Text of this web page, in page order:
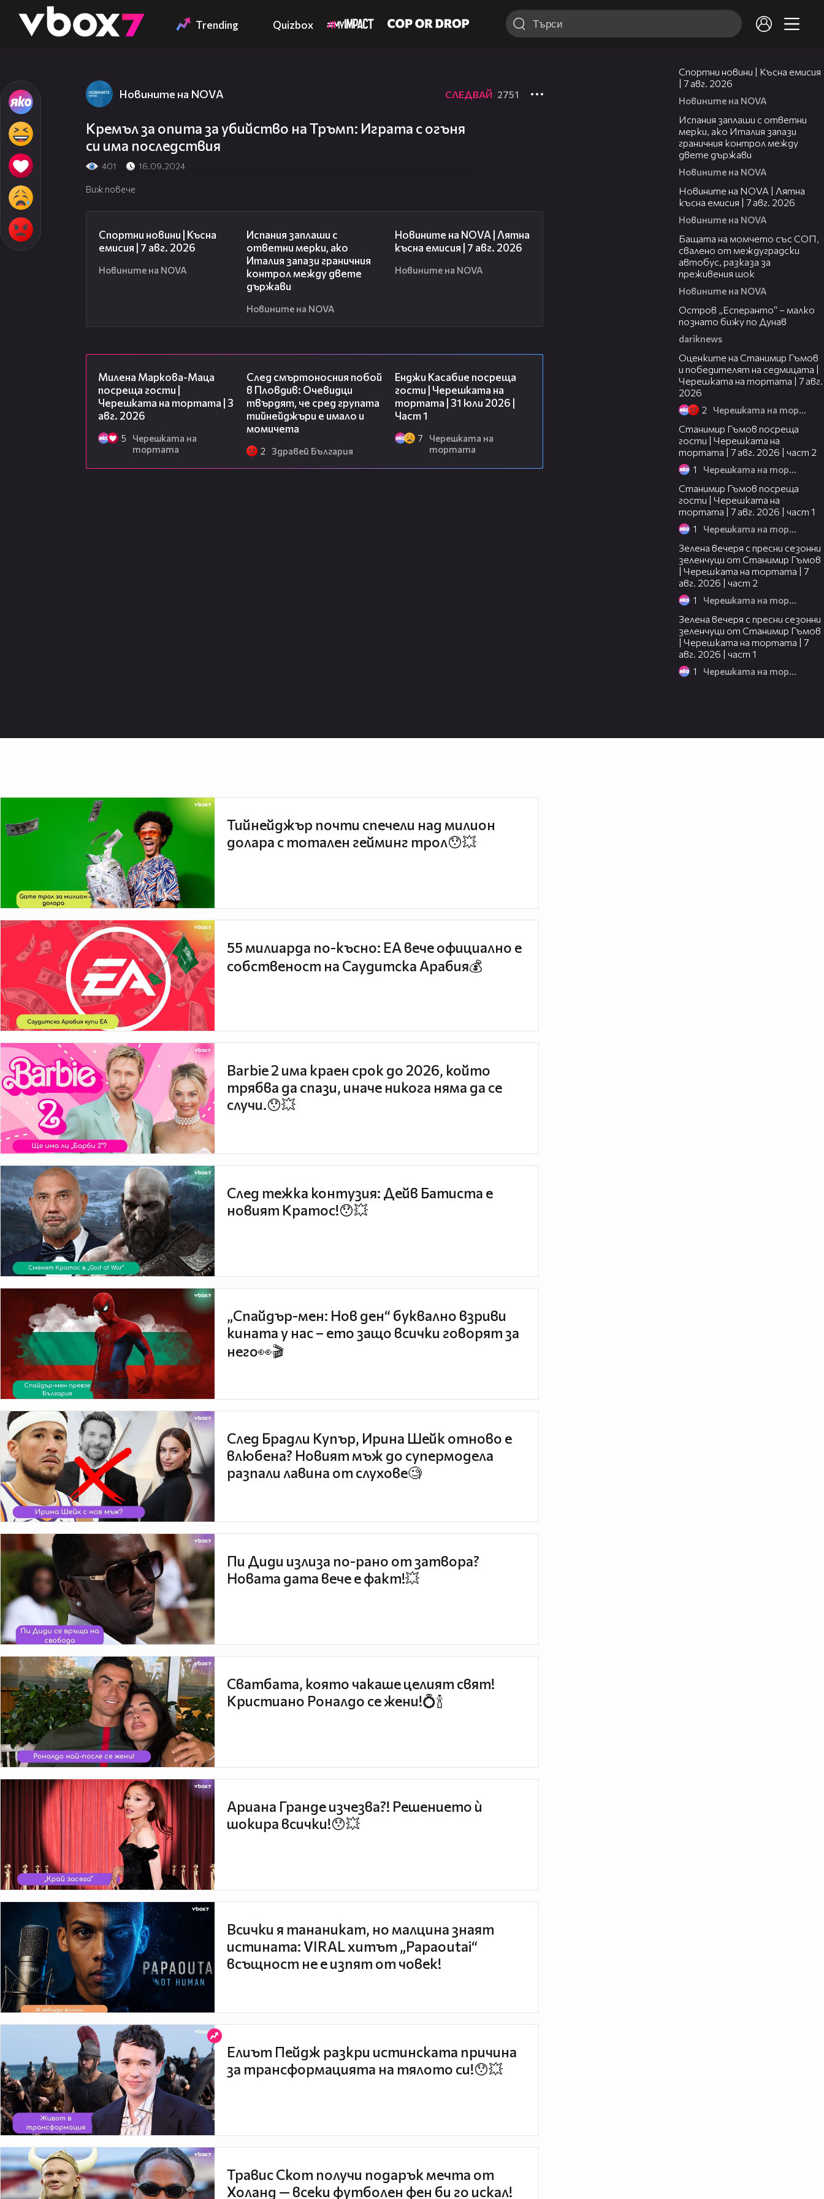
👾 Trending Quizbox
Новините на NOVA СЛЕДВАЙ 2751
Кремъл за опита за убийство на Тръмп: Играта с огъня
си има последствия
401 16.09.2024
Виж повече
Спортни новини | Късна
емисия | 7 авг. 2026
Новините на NOVA
Испания заплаши с
ответни мерки, ако
Италия запази граничния
контрол между двете
държави
Новините на NOVA
Новините на NOVA | Лятна
късна емисия | 7 авг. 2026
Новините на NOVA
Милена Маркова-Маца
посреща гости |
Черешката на тортата | 3
авг. 2026
5
Черешката на
тортата
След смъртоносния побой
в Пловдив: Очевидци
твърдят, че сред групата
тийнейджъри е имало и
момичета
2 Здравей България
Енджи Касабие посреща
гости | Черешката на
тортата | 31 юли 2026 |
Част 1
7
Черешката на
тортата
Спортни новини | Късна емисия
| 7 авг. 2026
Новините на NOVA
Испания заплаши с ответни
мерки, ако Италия запази
граничния контрол между
двете държави
Новините на NOVA
Новините на NOVA | Лятна
късна емисия | 7 авг. 2026
Новините на NOVA
Бащата на момчето със СОП,
свалено от междуградски
автобус, разказа за
преживения шок
Новините на NOVA
Остров „Есперанто“ – малко
познато бижу по Дунав
dariknews
Оценките на Станимир Гъмов
и победителят на седмицата |
Черешката на тортата | 7 авг.
2026
2 Черешката на тортата
Станимир Гъмов посреща
гости | Черешката на
тортата | 7 авг. 2026 | част 2
1 Черешката на тортата
Станимир Гъмов посреща
гости | Черешката на
тортата | 7 авг. 2026 | част 1
1 Черешката на тортата
Зелена вечеря с пресни сезонни
зеленчуци от Станимир Гъмов
| Черешката на тортата | 7
авг. 2026 | част 2
1 Черешката на тортата
Зелена вечеря с пресни сезонни
зеленчуци от Станимир Гъмов
| Черешката на тортата | 7
авг. 2026 | част 1
1 Черешката на тортата
Тийнейджър почти спечели над милион
долара с тотален гейминг трол😯💥
55 милиарда по-късно: EA вече официално е
собственост на Саудитска Арабия💰
Barbie 2 има краен срок до 2026, който
трябва да спази, иначе никога няма да се
случи.😯💥
След тежка контузия: Дейв Батиста е
новият Кратос!😯💥
„Спайдър-мен: Нов ден“ буквално взриви
кината у нас – ето защо всички говорят за
него👀🎬
След Брадли Купър, Ирина Шейк отново е
влюбена? Новият мъж до супермодела
разпали лавина от слухове🧐
Пи Диди излиза по-рано от затвора?
Новата дата вече е факт!💥
Сватбата, която чакаше целият свят!
Кристиано Роналдо се жени!💍🍾
Ариана Гранде изчезва?! Решението ѝ
шокира всички!😯💥
Всички я тананикат, но малцина знаят
истината: VIRAL хитът „Papaoutai“
всъщност не е изпят от човек!
Елиът Пейдж разкри истинската причина
за трансформацията на тялото си!😯💥
Травис Скот получи подарък мечта от
Холанд — всеки футболен фен би го искал!